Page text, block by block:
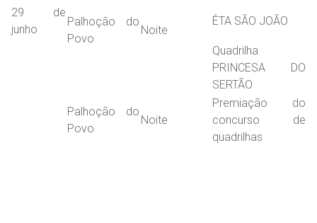
29 de
junho
Palhoção do
Povo
Noite
ÊTA SÃO JOÃO
Quadrilha
PRINCESA DO
SERTÃO
Palhoção do
Povo
Noite
Premiação do
concurso de
quadrilhas